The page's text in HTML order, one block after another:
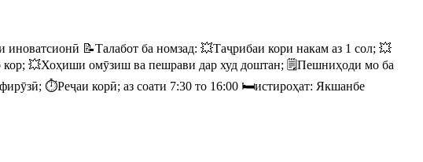
📝Талабот ба номзад: 💥Таҷрибаи кори накам аз 1 сол; 💥
кор; 💥Хоҳиши омӯзиш ва пешрави дар худ доштан; 🗒Пешниҳоди мо ба
⏱️Реҷаи корӣ; аз соати 7:30 то 16:00 🛏истироҳат: Якшанбе